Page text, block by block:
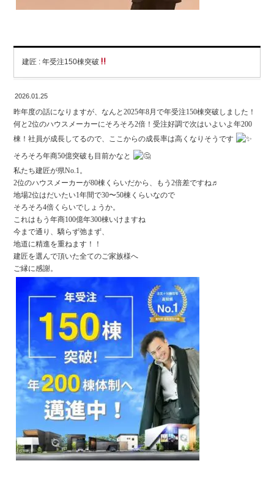
建匠 : 年受注150棟突破
2026.01.25
昨年度の話になりますが、なんと2025年8月で年受注150棟突破しました！
何と2位のハウスメーカーにそろそろ2倍！受注好調で次はいよいよ年200
棟！社員が成長してるので、ここからの成長率は高くなりそうです
そろそろ年商50億突破も目前かなと
私たち建匠が県No.1。
2位のハウスメーカーが80棟くらいだから、もう2倍差ですね♬
地場2位はだいたい1年間で30〜50棟くらいなので
そろそろ4倍くらいでしょうか。
これはもう年商100億年300棟いけますね
今まで通り、驕らず弛まず、
地道に精進を重ねます！！
建匠を選んで頂いた全てのご家族様へ
ご縁に感謝。